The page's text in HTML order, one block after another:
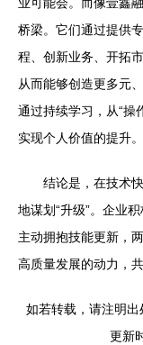
桥梁。它们通过提供
程、创新业务、开拓
从而能够创造更多元
通过持续学习，从“操
实现个人价值的提升。
结论是，在技术
地谋划“升级”。企业
主动拥抱技能更新，
高质量发展的动力，
如若转载，请注明
更新